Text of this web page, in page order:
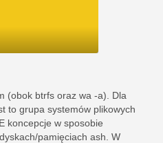
(obok btrfs oraz wa -a). Dla
to grupa systemów plikowych
koncepcje w sposobie
pamięciach ash. W